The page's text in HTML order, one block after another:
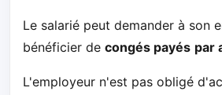
Le salarié peut demander à son
bénéficier de congés payés par
L'employeur n'est pas obligé